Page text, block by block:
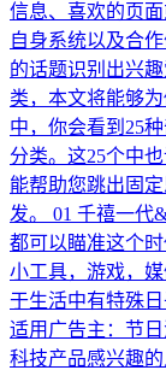
信息、喜欢的页
自身系统以及合
的话题识别出兴
类，本文将能够
中，你会看到25
分类。这25个中
能帮助您跳出固
发。 01 千禧一代
都可以瞄准这个
小工具，游戏，
于生活中有特殊
适用广告主：节
科技产品感兴趣